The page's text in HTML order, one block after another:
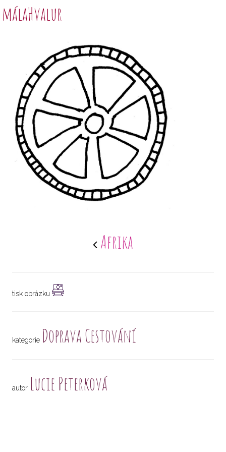
málaHvalur
Afrika
tisk obrázku
kategorie Doprava Cestování
autor Lucie Peterková